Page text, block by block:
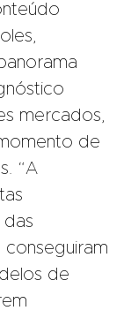
mercados,
de
“A
conseguiram
de